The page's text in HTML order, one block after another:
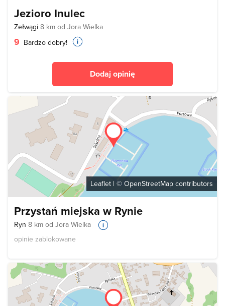
Jezioro Inulec
Zełwągi 8 km od Jora Wielka
9 Bardzo dobry!
Dodaj opinię
Leaflet | © OpenStreetMap contributors
Przystań miejska w Rynie
Ryn 8 km od Jora Wielka
opinie zablokowane